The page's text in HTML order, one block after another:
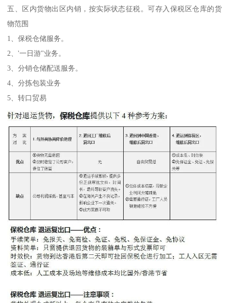
五、区内货物出区内销，按实际状态征税。可存入保税区仓库的货
物范围
1、保税仓储服务。
2、'一日游"业务。
3、分销仓储配送服务。
4、分拣包装业务
5、转口贸易